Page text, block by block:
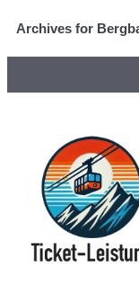
Archives for